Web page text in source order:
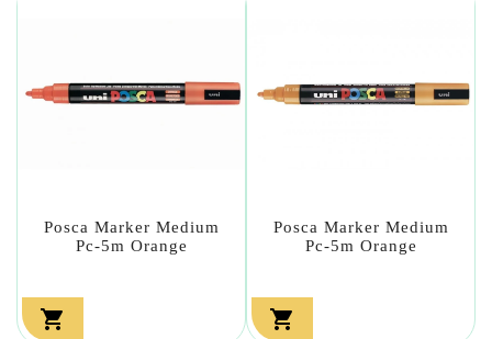
Posca Marker Medium
Pc-5m Orange

Posca Marker Medium
Pc-5m Orange
